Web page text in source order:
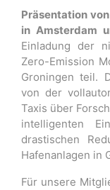
Präsentation
in Amsterdam
Einladung der
Zero-Emission
Groningen teil.
von der
Taxis über
intelligenten
drastischen
Hafenanlagen in
Für unsere